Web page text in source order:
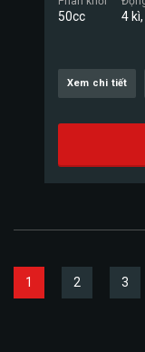
50cc 4
Xem chi tiết
1 2 3